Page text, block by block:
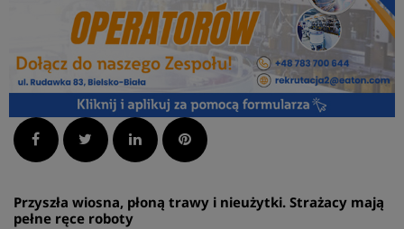
Facebook Twitter LinkedInPinterest
Przyszła wiosna, płoną trawy i nieużytki. Strażacy mają
pełne ręce roboty